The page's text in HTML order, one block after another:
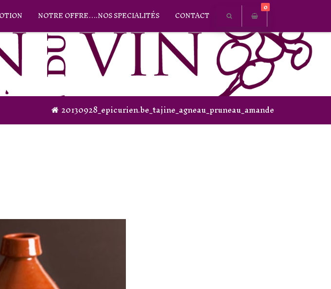
NOTRE OFFRE….NOS SPECIALITÉS CONTACT
0
20130928_epicurien.be_tajine_agneau_pruneau_amande